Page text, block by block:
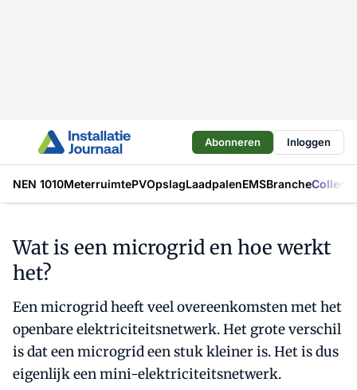
Abonneren Inloggen
NEN 1010MeterruimtePVOpslagLaadpalenEMSBranche
Wat is een microgrid en hoe werkt
het?
Een microgrid heeft veel overeenkomsten met het
openbare elektriciteitsnetwerk. Het grote verschil
is dat een microgrid een stuk kleiner is. Het is dus
eigenlijk een mini-elektriciteitsnetwerk.